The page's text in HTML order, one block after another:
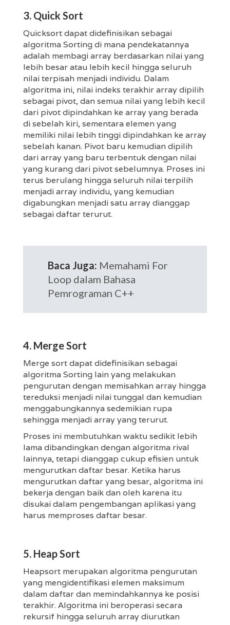
3. Quick Sort
Quicksort dapat didefinisikan sebagai
algoritma Sorting di mana pendekatannya
adalah membagi array berdasarkan nilai yang
lebih besar atau lebih kecil hingga seluruh
nilai terpisah menjadi individu. Dalam
algoritma ini, nilai indeks terakhir array dipilih
sebagai pivot, dan semua nilai yang lebih kecil
dari pivot dipindahkan ke array yang berada
di sebelah kiri, sementara elemen yang
memiliki nilai lebih tinggi dipindahkan ke array
sebelah kanan. Pivot baru kemudian dipilih
dari array yang baru terbentuk dengan nilai
yang kurang dari pivot sebelumnya. Proses ini
terus berulang hingga seluruh nilai terpilih
menjadi array individu, yang kemudian
digabungkan menjadi satu array dianggap
sebagai daftar terurut.
Baca Juga: Memahami For
Loop dalam Bahasa
Pemrograman C++
4. Merge Sort
Merge sort dapat didefinisikan sebagai
algoritma Sorting lain yang melakukan
pengurutan dengan memisahkan array hingga
tereduksi menjadi nilai tunggal dan kemudian
menggabungkannya sedemikian rupa
sehingga menjadi array yang terurut.
Proses ini membutuhkan waktu sedikit lebih
lama dibandingkan dengan algoritma rival
lainnya, tetapi dianggap cukup efisien untuk
mengurutkan daftar besar. Ketika harus
mengurutkan daftar yang besar, algoritma ini
bekerja dengan baik dan oleh karena itu
disukai dalam pengembangan aplikasi yang
harus memproses daftar besar.
5. Heap Sort
Heapsort merupakan algoritma pengurutan
yang mengidentifikasi elemen maksimum
dalam daftar dan memindahkannya ke posisi
terakhir. Algoritma ini beroperasi secara
rekursif hingga seluruh array diurutkan